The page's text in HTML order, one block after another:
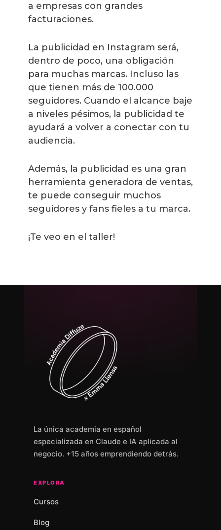
a empresas con grandes
facturaciones.
La publicidad en Instagram será,
dentro de poco, una obligación
para muchas marcas. Incluso las
que tienen más de 100.000
seguidores. Cuando el alcance baje
a niveles pésimos, la publicidad te
ayudará a volver a conectar con tu
audiencia.
Además, la publicidad es una gran
herramienta generadora de ventas,
te puede conseguir muchos
seguidores y fans fieles a tu marca.
¡Te veo en el taller!
La única academia en español
especializada en Claude e IA aplicada al
negocio. +15 años emprendiendo detrás.
EXPLORA
Cursos
Blog